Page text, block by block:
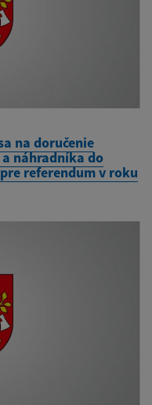
na doručenie
náhradníka do
referendum v roku